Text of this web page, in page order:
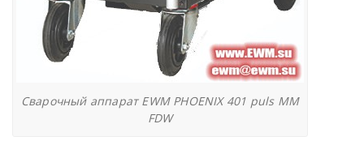
Сварочный аппарат EWM PHOENIX 401 puls MM
FDW